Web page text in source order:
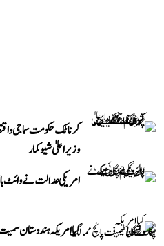
کرناٹک حکومت سماجی
وزیر اعلیٰ شیوکمار
امریکی عدالت نے وائٹ
کیا امریکہ ہندوستان